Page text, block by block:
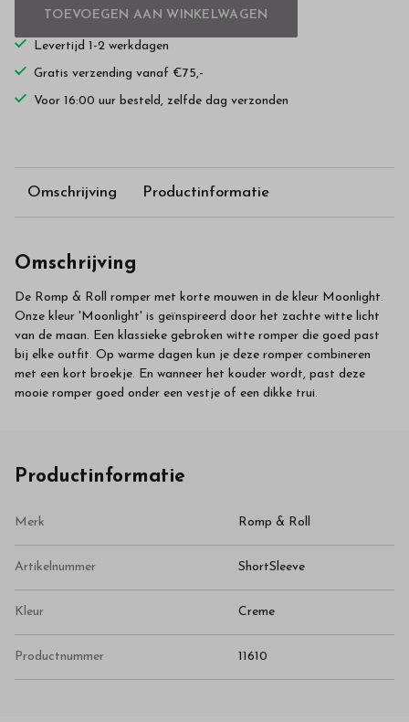
TOEVOEGEN AAN WINKELWAGEN
Levertijd 1-2 werkdagen
Gratis verzending vanaf €75,-
Voor 16:00 uur besteld, zelfde dag verzonden
Omschrijving Productinformatie
Omschrijving
De Romp & Roll romper met korte mouwen in de kleur Moonlight.
Onze kleur 'Moonlight' is geïnspireerd door het zachte witte licht
van de maan. Een klassieke gebroken witte romper die goed past
bij elke outfit. Op warme dagen kun je deze romper combineren
met een kort broekje. En wanneer het kouder wordt, past deze
mooie romper goed onder een vestje of een dikke trui.
Productinformatie
Merk Romp & Roll
Artikelnummer ShortSleeve
Kleur Creme
Productnummer 11610